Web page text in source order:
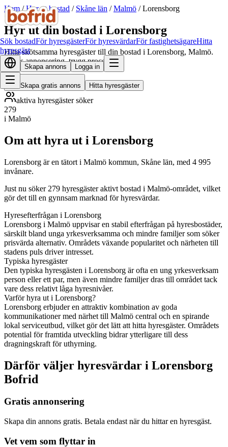
Sök bostadFör hyresgästerFör hyresvärdarFör fastighetsägareHitta
hyresgäst
Skapa annons Logga in
Hem/Hyr ut bostad / Skåne län /Malmö /Lorensborg
Hyr ut din bostad i Lorensborg
Hitta skötsamma hyresgäster till din bostad i Lorensborg, Malmö.
Gratis annonsering, trygg process.
Skapa gratis annons Hitta hyresgäster
aktiva hyresgäster söker
279
i Malmö
Om att hyra ut i Lorensborg
Lorensborg är en tätort i Malmö kommun, Skåne län, med 4 995
invånare.
Just nu söker 279 hyresgäster aktivt bostad i Malmö-området, vilket
gör det till en gynnsam marknad för hyresvärdar.
Hyresefterfrågan i Lorensborg
Lorensborg i Malmö uppvisar en stabil efterfrågan på hyresbostäder,
särskilt bland unga yrkesverksamma och mindre familjer som söker
prisvärda alternativ. Områdets växande popularitet och närheten till
stadens puls driver intresset.
Typiska hyresgäster
Den typiska hyresgästen i Lorensborg är ofta en ung yrkesverksam
person eller ett par, men även mindre familjer dras till området tack
vare dess relativt låga hyresnivåer.
Varför hyra ut i Lorensborg?
Lorensborg erbjuder en attraktiv kombination av goda
kommunikationer med närhet till Malmö central och en spirande
lokal serviceutbud, vilket gör det lätt att hitta hyresgäster. Områdets
potential för framtida utveckling bidrar ytterligare till dess
dragningskraft för uthyrning.
Därför väljer hyresvärdar i Lorensborg
Bofrid
Gratis annonsering
Skapa din annons gratis. Betala endast när du hittar en hyresgäst.
Vet vem som flyttar in